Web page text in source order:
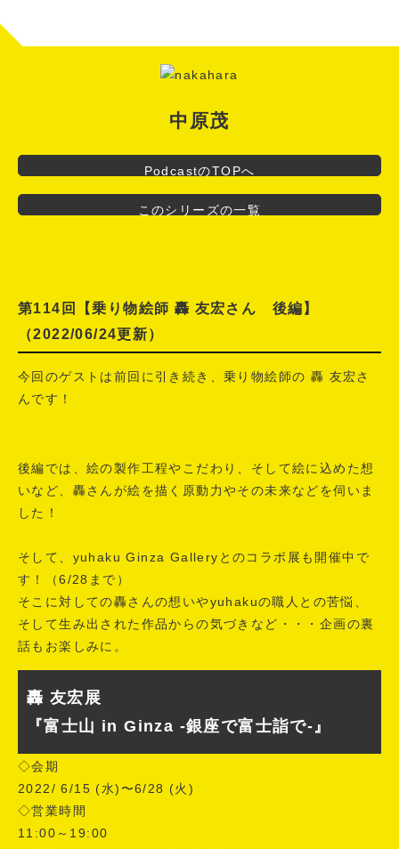
中原茂
PodcastのTOPへ
このシリーズの一覧
第114回【乗り物絵師 轟 友宏さん 後編】
（2022/06/24更新）
今回のゲストは前回に引き続き、乗り物絵師の 轟 友宏さ
んです！
後編では、絵の製作工程やこだわり、そして絵に込めた想
いなど、轟さんが絵を描く原動力やその未来などを伺いま
した！
そして、yuhaku Ginza Galleryとのコラボ展も開催中で
す！（6/28まで）
そこに対しての轟さんの想いやyuhakuの職人との苦悩、
そして生み出された作品からの気づきなど・・・企画の裏
話もお楽しみに。
轟 友宏展
『富⼠⼭ in Ginza -銀座で富⼠詣で-』
◇会期
2022/ 6/15 (水)〜6/28 (火)
◇営業時間
11:00～19:00